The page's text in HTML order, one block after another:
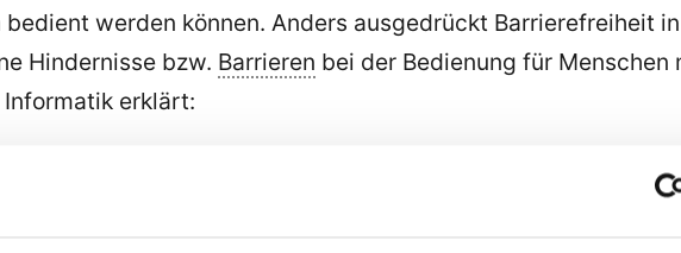
werden können. Anders ausgedrückt Barrierefreiheit
Hindernisse bzw. Barrieren bei der Bedienung für Menschen
erklärt:
IT-Mittelstand 2017 in